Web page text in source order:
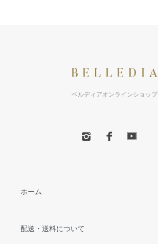
ベルディアオンラインショップ
ホーム
配送・送料について